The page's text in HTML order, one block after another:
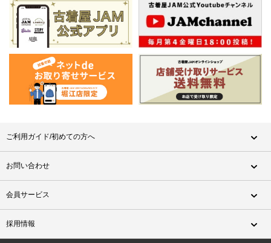
ご利用ガイド/初めての方へ
お問い合わせ
会員サービス
採用情報